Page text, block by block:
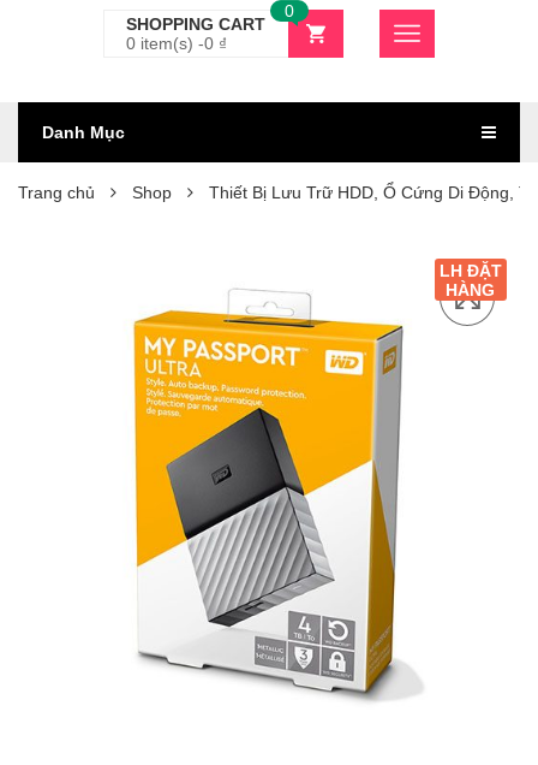
SHOPPING CART
0 item(s) -0 ₫
0
Danh Mục
Trang chủ Shop Thiết Bị Lưu Trữ HDD, Ổ Cứng Di Động,
LH ĐẶT
HÀNG